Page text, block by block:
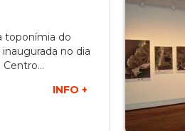
toponímia do
no dia
Centro…
INFO +